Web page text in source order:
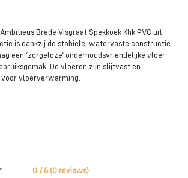
Brede Visgraat Spekkoek Klik PVC uit
is dankzij de stabiele, watervaste constructie
een ‘zorgeloze’ onderhoudsvriendelijke vloer
De vloeren zijn slijtvast en
vloerverwarming.
0 / 5 (0 reviews)